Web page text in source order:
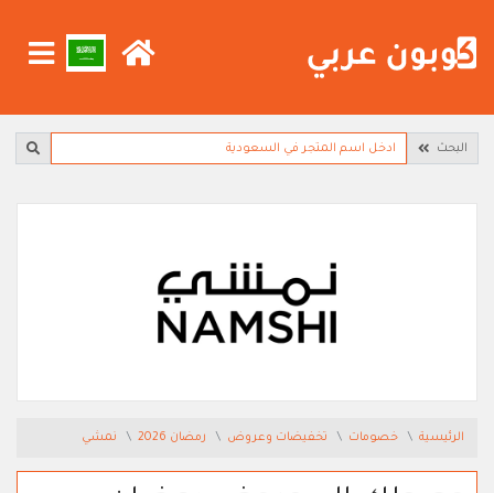
البحث
الرئيسية خصومات تخفيضات وعروض رمضان 2026 نمشي